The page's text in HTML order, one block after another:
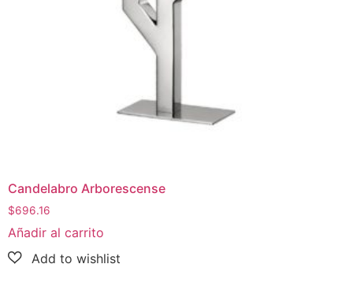
Candelabro Arborescense
$696.16
Añadir al carrito